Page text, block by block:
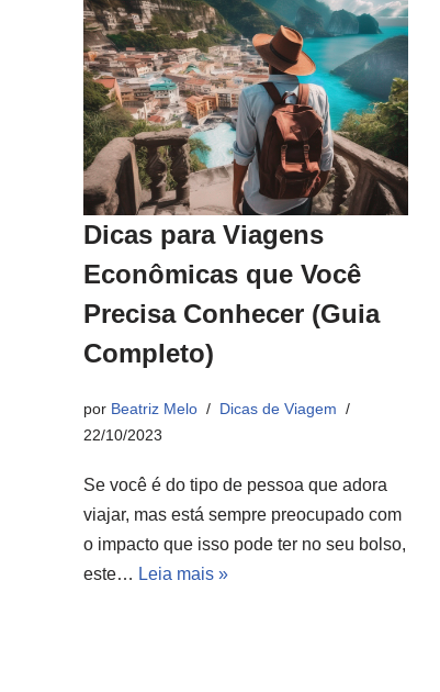
Dicas para Viagens
Econômicas que Você
Precisa Conhecer (Guia
Completo)
por Beatriz Melo
Dicas de Viagem
22/10/2023
Se você é do tipo de pessoa que adora
viajar, mas está sempre preocupado com
o impacto que isso pode ter no seu bolso,
este… Leia mais »